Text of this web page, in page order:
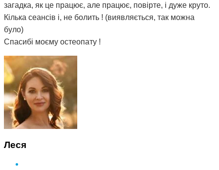
загадка, як це працює, але працює, повірте, і дуже круто.
Кілька сеансів і, не болить ! (виявляється, так можна
було)
Спасибі моєму остеопату !
Леся